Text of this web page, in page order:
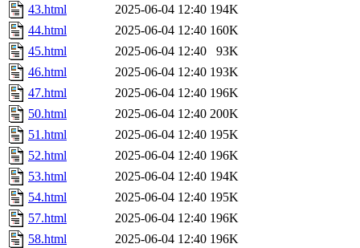
43.html
2025-06-04 12:40 194K
44.html
2025-06-04 12:40 160K
45.html
2025-06-04 12:40
93K
46.html
2025-06-04 12:40 193K
47.html
2025-06-04 12:40 196K
50.html
2025-06-04 12:40 200K
51.html
2025-06-04 12:40 195K
52.html
2025-06-04 12:40 196K
53.html
2025-06-04 12:40 194K
54.html
2025-06-04 12:40 195K
57.html
2025-06-04 12:40 196K
58.html
2025-06-04 12:40 196K